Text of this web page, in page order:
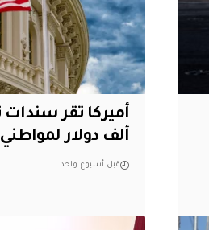
ألف دولار لمواطني 50 دولة
قبل أسبوع واحد